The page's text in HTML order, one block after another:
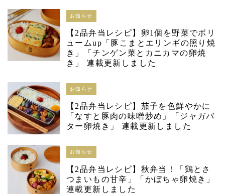
お知らせ
【2品弁当レシピ】卵1個を野菜でボリ
ュームup「豚こまとエリンギの照り焼
き」「チンゲン菜とカニカマの卵焼
き」 連載更新しました
お知らせ
【2品弁当レシピ】茄子を色鮮やかに
「なすと豚肉の味噌炒め」「ジャガバ
ター卵焼き」 連載更新しました
お知らせ
【2品弁当レシピ】秋弁当！「鶏とさ
つまいもの甘辛」「かぼちゃ卵焼き」
連載更新しました